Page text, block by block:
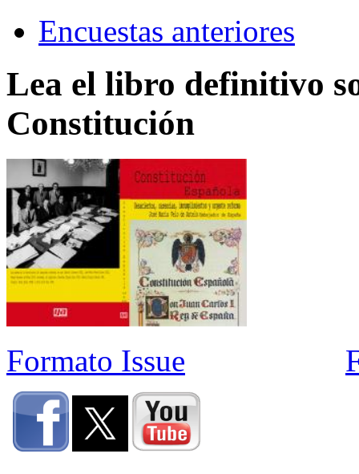
Encuestas anteriores
Lea el libro definitivo
Constitución
Formato Issue